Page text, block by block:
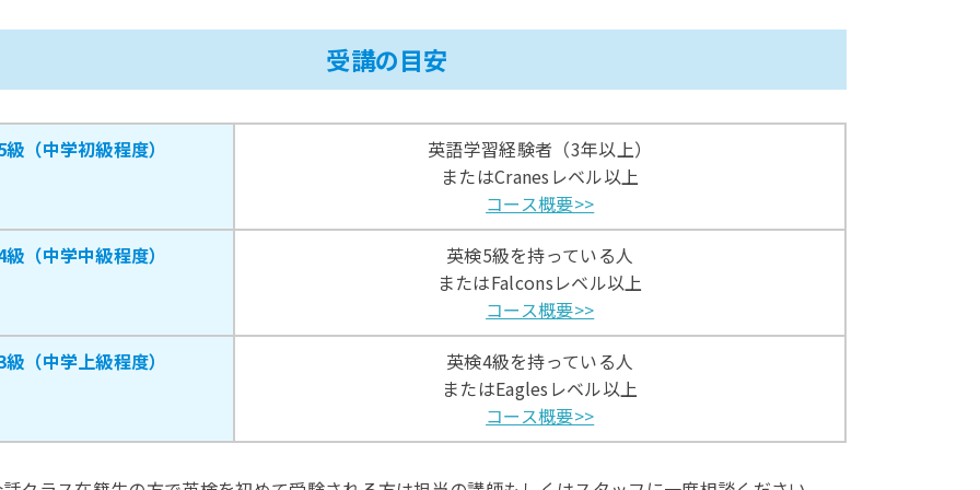
受講の目安
級（中学初級程度）
英語学習経験者（3年以上）
またはCranesレベル以上
コース概要>>
級（中学中級程度）
英検5級を持っている人
またはFalconsレベル以上
コース概要>>
級（中学上級程度）
英検4級を持っている人
またはEaglesレベル以上
コース概要>>